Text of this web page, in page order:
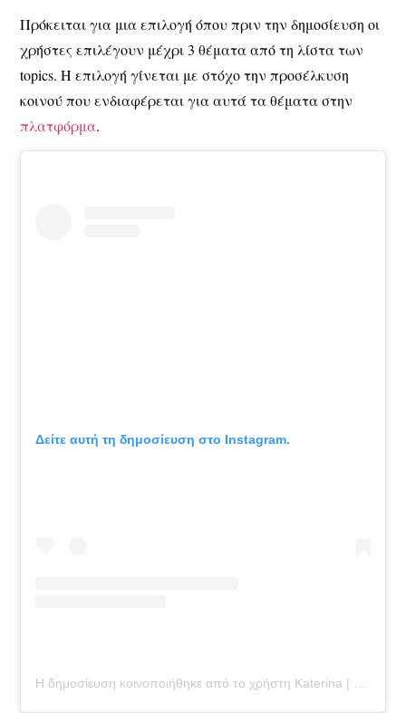
Πρόκειται για μια επιλογή όπου πριν την δημοσίευση οι
χρήστες επιλέγουν μέχρι 3 θέματα από τη λίστα των
topics. Η επιλογή γίνεται με στόχο την προσέλκυση
κοινού που ενδιαφέρεται για αυτά τα θέματα στην
πλατφόρμα.
Δείτε αυτή τη δημοσίευση στο Instagram.